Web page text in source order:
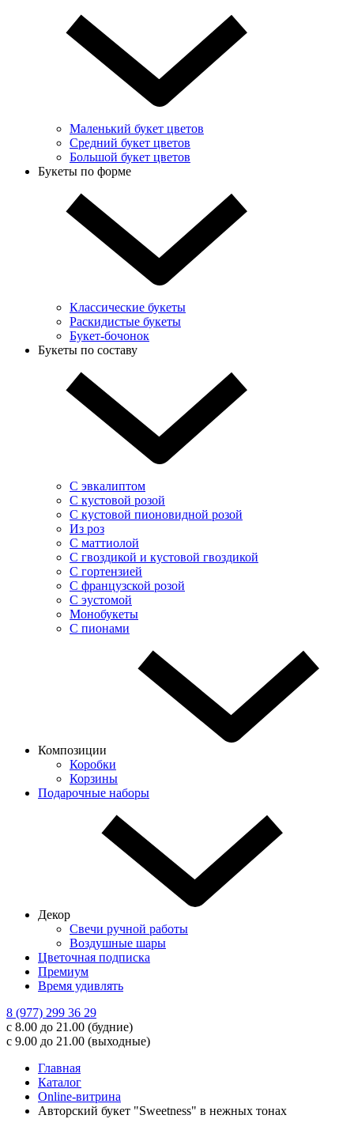
Маленький букет цветов
Средний букет цветов
Большой букет цветов
Букеты по форме
Классические букеты
Раскидистые букеты
Букет-бочонок
Букеты по составу
С эвкалиптом
С кустовой розой
С кустовой пионовидной розой
Из роз
С маттиолой
С гвоздикой и кустовой гвоздикой
С гортензией
С французской розой
С эустомой
Монобукеты
С пионами
Композиции
Коробки
Корзины
Подарочные наборы
Декор
Свечи ручной работы
Воздушные шары
Цветочная подписка
Премиум
Время удивлять
8 (977) 299 36 29
с 8.00 до 21.00 (будние)
с 9.00 до 21.00 (выходные)
Главная
Каталог
Online-витрина
Авторский букет "Sweetness" в нежных тонах